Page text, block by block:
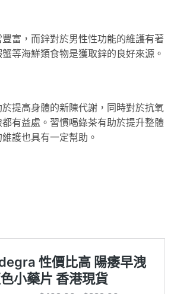
富，而鋅對於男性性功能的維護有著
等海鮮類食物是獲取鋅的良好來源。
提高身體的新陳代謝，同時對於抗氧
有益處。習慣喝綠茶有助於提升整體
護也具有一定幫助。